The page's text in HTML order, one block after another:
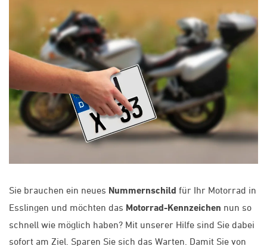
Sie brauchen ein neues Nummernschild für Ihr Motorrad in
Esslingen und möchten das Motorrad-Kennzeichen nun so
schnell wie möglich haben? Mit unserer Hilfe sind Sie dabei
sofort am Ziel. Sparen Sie sich das Warten. Damit Sie von